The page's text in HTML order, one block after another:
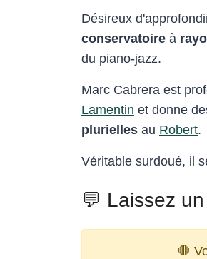
Désireux
conservatoire à
du piano-jazz.
Marc Cabrera est
Lamentin et donne
plurielles au Robert.
Véritable surdoué, il
💬 Laissez
🛑